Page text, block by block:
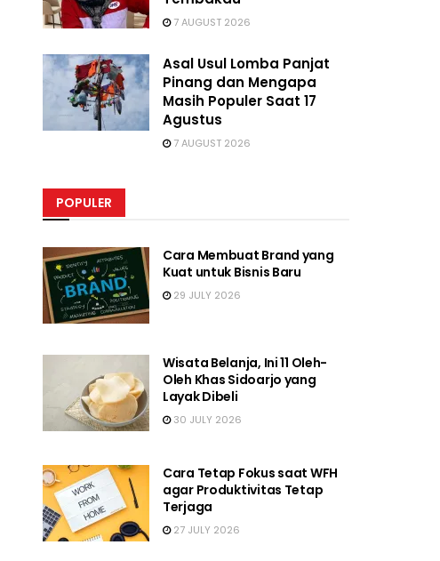
7 AUGUST 2026
Asal Usul Lomba Panjat
Pinang dan Mengapa
Masih Populer Saat 17
Agustus
7 AUGUST 2026
POPULER
Cara Membuat Brand yang
Kuat untuk Bisnis Baru
29 JULY 2026
Wisata Belanja, Ini 11 Oleh-
Oleh Khas Sidoarjo yang
Layak Dibeli
30 JULY 2026
Cara Tetap Fokus saat WFH
agar Produktivitas Tetap
Terjaga
27 JULY 2026